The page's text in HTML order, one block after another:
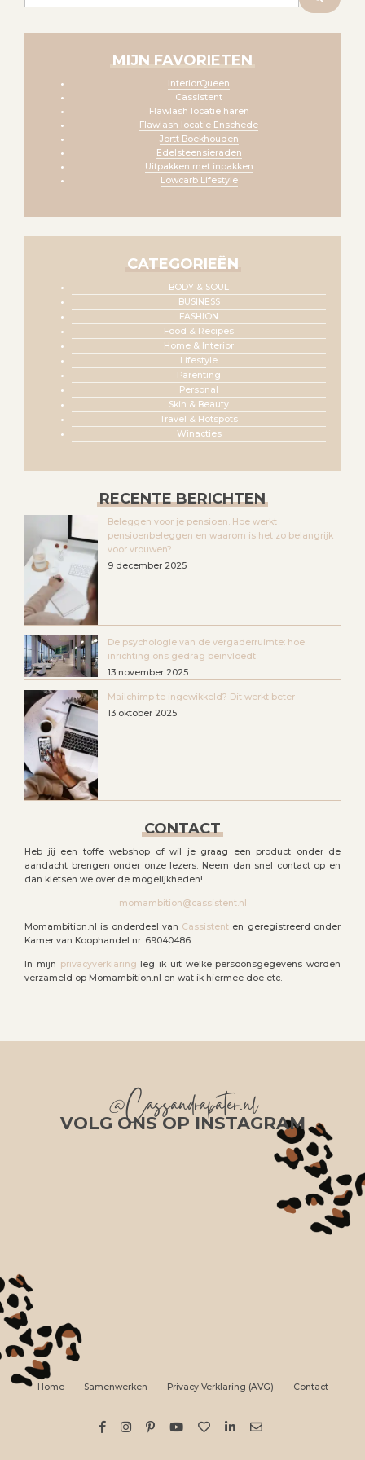
MIJN FAVORIETEN
InteriorQueen
Cassistent
Flawlash locatie haren
Flawlash locatie Enschede
Jortt Boekhouden
Edelsteensieraden
Uitpakken met inpakken
Lowcarb Lifestyle
CATEGORIEËN
BODY & SOUL
BUSINESS
FASHION
Food & Recipes
Home & Interior
Lifestyle
Parenting
Personal
Skin & Beauty
Travel & Hotspots
Winacties
RECENTE BERICHTEN
Beleggen voor je pensioen. Hoe werkt
pensioenbeleggen en waarom is het zo belangrijk
voor vrouwen?
9 december 2025
De psychologie van de vergaderruimte: hoe
inrichting ons gedrag beïnvloedt
13 november 2025
Mailchimp te ingewikkeld? Dit werkt beter
13 oktober 2025
CONTACT
Heb jij een toffe webshop of wil je graag een product onder de
aandacht brengen onder onze lezers. Neem dan snel contact op en
dan kletsen we over de mogelijkheden!
momambition@cassistent.nl
Momambition.nl is onderdeel van Cassistent en geregistreerd onder
Kamer van Koophandel nr: 69040486
In mijn privacyverklaring leg ik uit welke persoonsgegevens worden
verzameld op Momambition.nl en wat ik hiermee doe etc.
@Cassandrapater.nl
VOLG ONS OP INSTAGRAM
Home Samenwerken Privacy Verklaring (AVG) Contact